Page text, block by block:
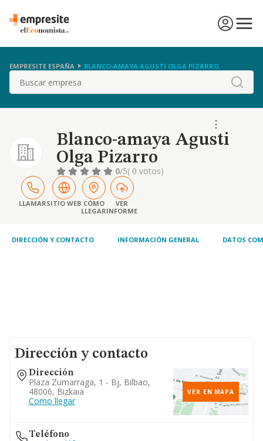
EMPRESITE ESPAÑA BLANCO-AMAYA AGUSTI OLGA PIZARRO
Buscar
Blanco-amaya Agusti
Olga Pizarro
0/5( 0 votos)
LLAMARSITIO WEB CÓMO
LLEGAR
VER
INFORME
DIRECCIÓN Y CONTACTO INFORMACIÓN GENERAL DATOS
Dirección y contacto
Dirección
Plaza Zumarraga, 1 - Bj, Bilbao,
48006, Bizkaia
Como llegar
VER EN MAPA
Teléfono